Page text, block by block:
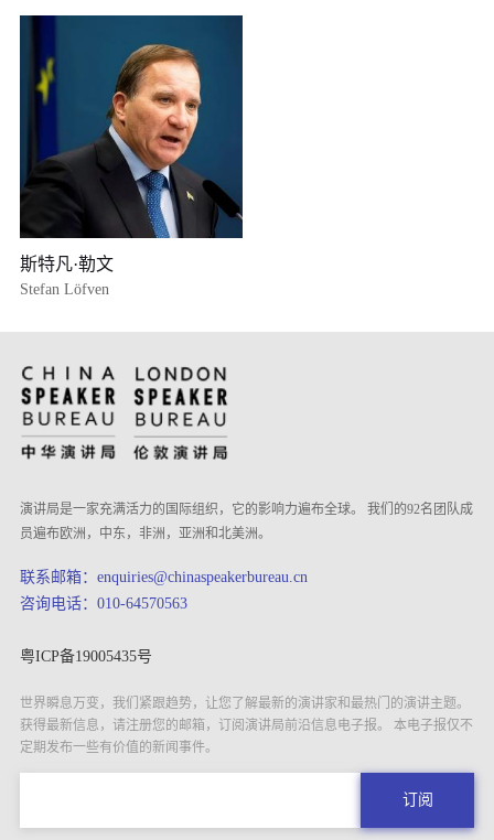
斯特凡·勒文
Stefan Löfven
演讲局是一家充满活力的国际组织，它的影响力遍布全球。 我们的92名团队成
员遍布欧洲，中东，非洲，亚洲和北美洲。
联系邮箱：enquiries@chinaspeakerbureau.cn
咨询电话：010-64570563
粤ICP备19005435号
世界瞬息万变，我们紧跟趋势，让您了解最新的演讲家和最热门的演讲主题。
获得最新信息，请注册您的邮箱，订阅演讲局前沿信息电子报。 本电子报仅不
定期发布一些有价值的新闻事件。